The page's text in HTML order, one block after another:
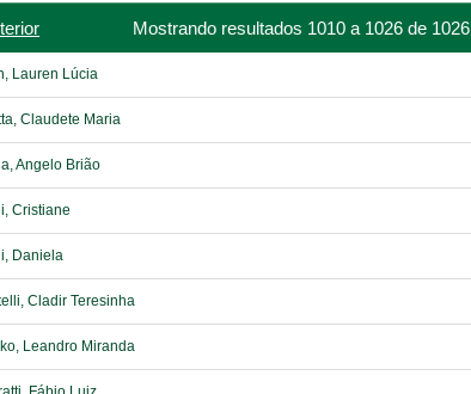
Mostrando resultados 1010 a 1026 de 1026
Lauren Lúcia
Claudete Maria
Angelo Brião
Cristiane
Daniela
Cladir Teresinha
Leandro Miranda